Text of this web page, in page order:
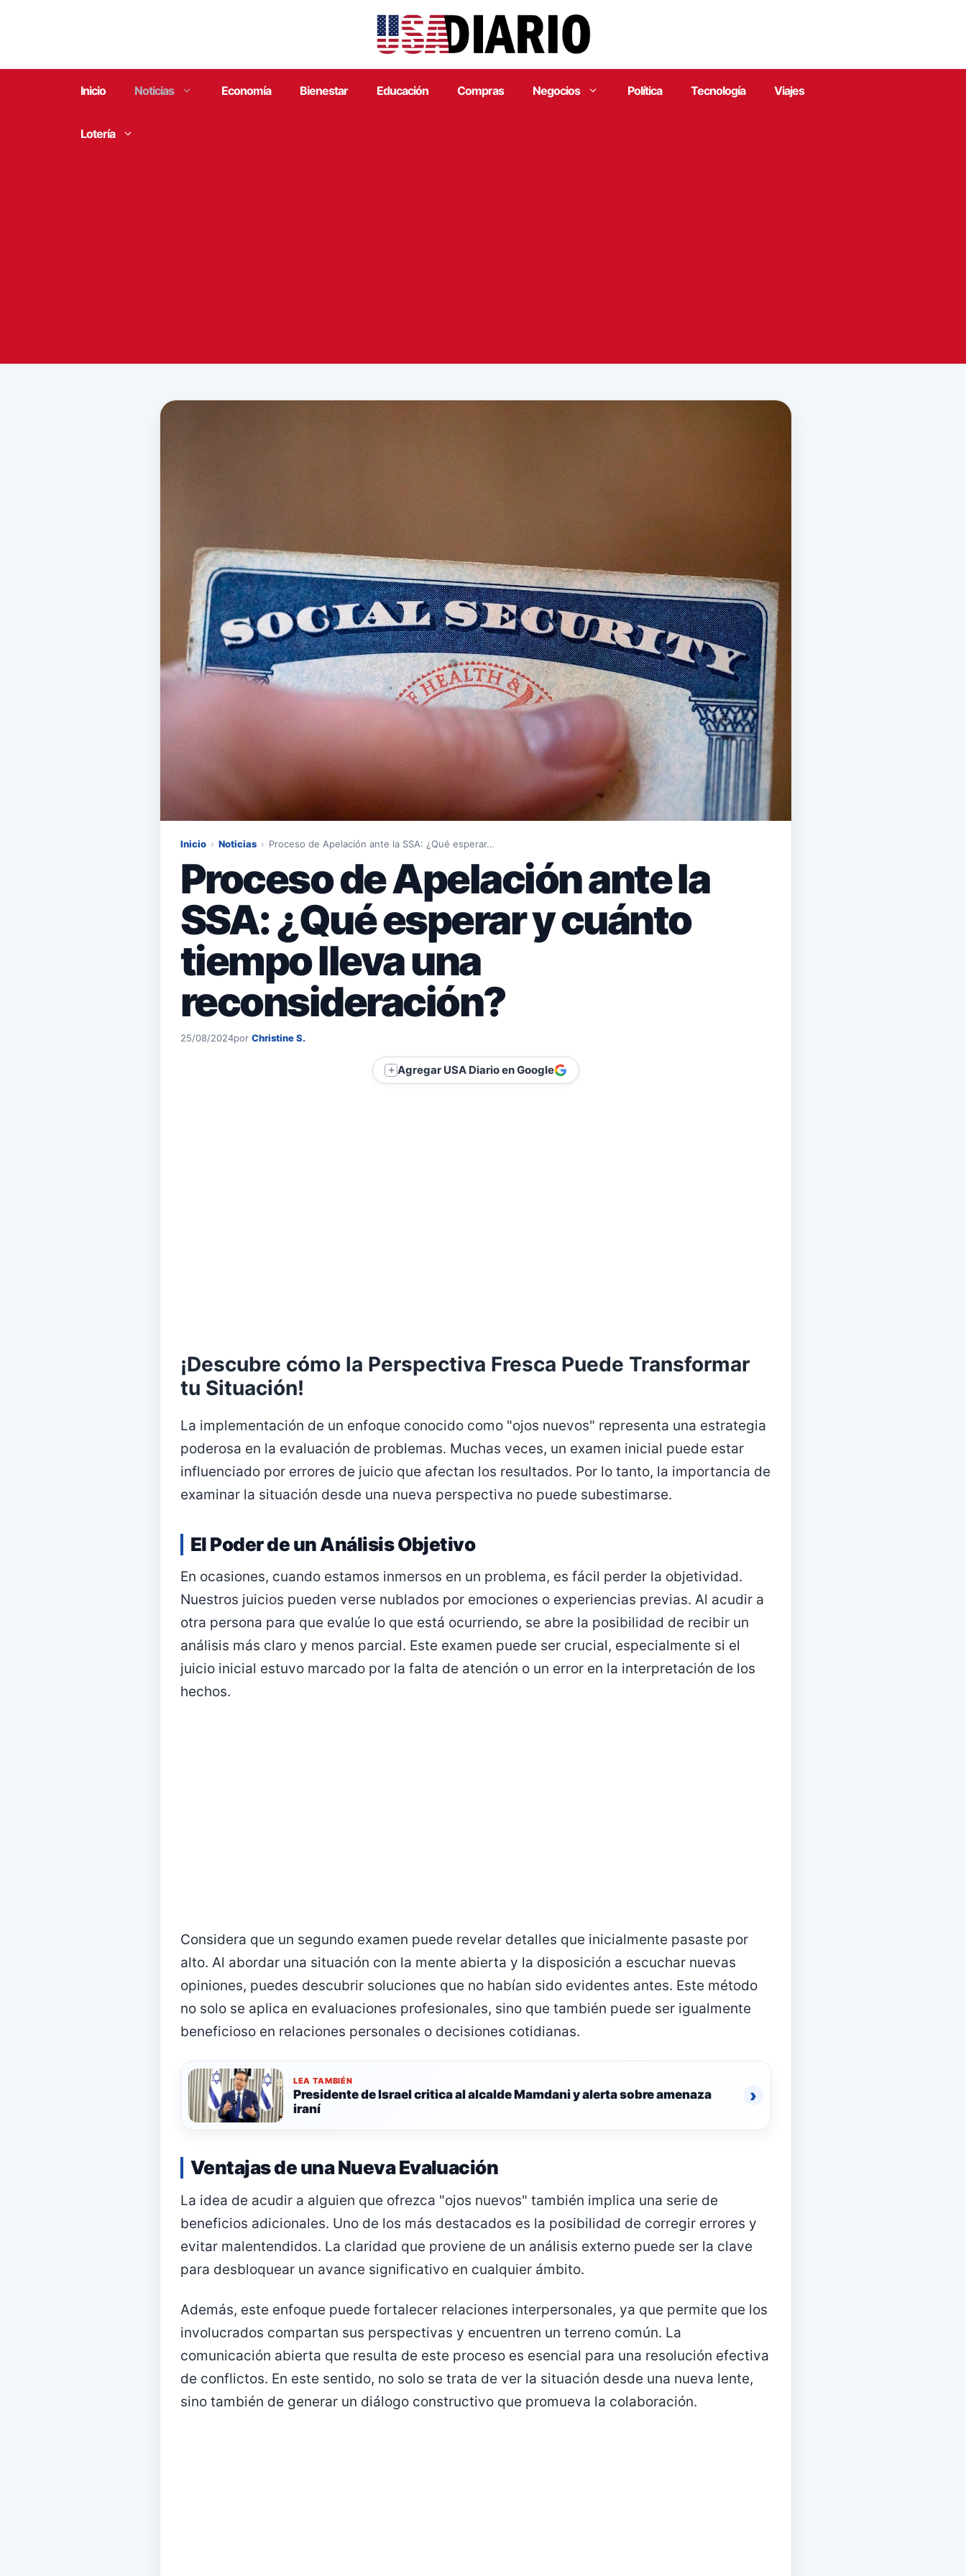
Inicio Noticias Economía Bienestar Educación Compras Negocios Política Tecnología Viajes
Lotería
Inicio › Noticias › Proceso de Apelación ante la SSA: ¿Qué esperar…
Proceso de Apelación ante la
SSA: ¿Qué esperar y cuánto
tiempo lleva una
reconsideración?
25/08/2024por Christine S.
＋ Agregar USA Diario en Google
¡Descubre cómo la Perspectiva Fresca Puede Transformar
tu Situación!
La implementación de un enfoque conocido como "ojos nuevos" representa una estrategia
poderosa en la evaluación de problemas. Muchas veces, un examen inicial puede estar
influenciado por errores de juicio que afectan los resultados. Por lo tanto, la importancia de
examinar la situación desde una nueva perspectiva no puede subestimarse.
El Poder de un Análisis Objetivo
En ocasiones, cuando estamos inmersos en un problema, es fácil perder la objetividad.
Nuestros juicios pueden verse nublados por emociones o experiencias previas. Al acudir a
otra persona para que evalúe lo que está ocurriendo, se abre la posibilidad de recibir un
análisis más claro y menos parcial. Este examen puede ser crucial, especialmente si el
juicio inicial estuvo marcado por la falta de atención o un error en la interpretación de los
hechos.
Considera que un segundo examen puede revelar detalles que inicialmente pasaste por
alto. Al abordar una situación con la mente abierta y la disposición a escuchar nuevas
opiniones, puedes descubrir soluciones que no habían sido evidentes antes. Este método
no solo se aplica en evaluaciones profesionales, sino que también puede ser igualmente
beneficioso en relaciones personales o decisiones cotidianas.
LEA TAMBIÉN
Presidente de Israel critica al alcalde Mamdani y alerta sobre amenaza
iraní
›
Ventajas de una Nueva Evaluación
La idea de acudir a alguien que ofrezca "ojos nuevos" también implica una serie de
beneficios adicionales. Uno de los más destacados es la posibilidad de corregir errores y
evitar malentendidos. La claridad que proviene de un análisis externo puede ser la clave
para desbloquear un avance significativo en cualquier ámbito.
Además, este enfoque puede fortalecer relaciones interpersonales, ya que permite que los
involucrados compartan sus perspectivas y encuentren un terreno común. La
comunicación abierta que resulta de este proceso es esencial para una resolución efectiva
de conflictos. En este sentido, no solo se trata de ver la situación desde una nueva lente,
sino también de generar un diálogo constructivo que promueva la colaboración.